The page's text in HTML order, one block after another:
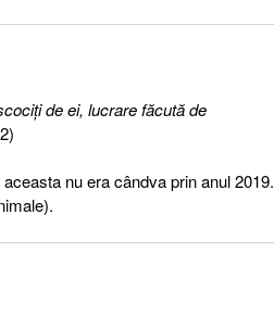
de ei, lucrare făcută de
nu era cândva prin anul 2019.